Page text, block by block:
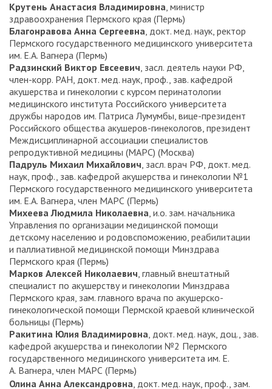
Крутень Анастасия Владимировна, министр
здравоохранения Пермского края (Пермь)
Благонравова Анна Сергеевна, докт. мед. наук, ректор
Пермского государственного медицинского университета
им. Е. А. Вагнера (Пермь)
Радзинский Виктор Евсеевич, засл. деятель науки РФ,
член-корр. РАН, докт. мед. наук, проф., зав. кафедрой
акушерства и гинекологии с курсом перинатологии
медицинского института Российского университета
дружбы народов им. Патриса Лумумбы, вице-президент
Российского общества акушеров-гинекологов, президент
Междисциплинарной ассоциации специалистов
репродуктивной медицины (МАРС) (Москва)
Падруль Михаил Михайлович, засл. врач РФ, докт. мед.
наук, проф., зав. кафедрой акушерства и гинекологии №1
Пермского государственного медицинского университета
им. Е. А. Вагнера, член МАРС (Пермь)
Михеева Людмила Николаевна, и. о. зам. начальника
Управления по организации медицинской помощи
детскому населению и родовспоможению, реабилитации
и паллиативной медицинской помощи Минздрава
Пермского края (Пермь)
Марков Алексей Николаевич, главный внештатный
специалист по акушерству и гинекологии Минздрава
Пермского края, зам. главного врача по акушерско-
гинекологической помощи Пермской краевой клинической
больницы (Пермь)
Ракитина Юлия Владимировна, докт. мед. наук, доц., зав.
кафедрой акушерства и гинекологии №2 Пермского
государственного медицинского университета им. Е.
А. Вагнера, член МАРС (Пермь)
Олина Анна Александровна, докт. мед. наук, проф., зам.